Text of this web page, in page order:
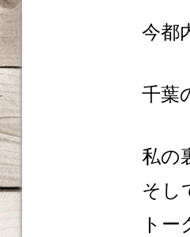
今都
千葉
私の
そし
トー